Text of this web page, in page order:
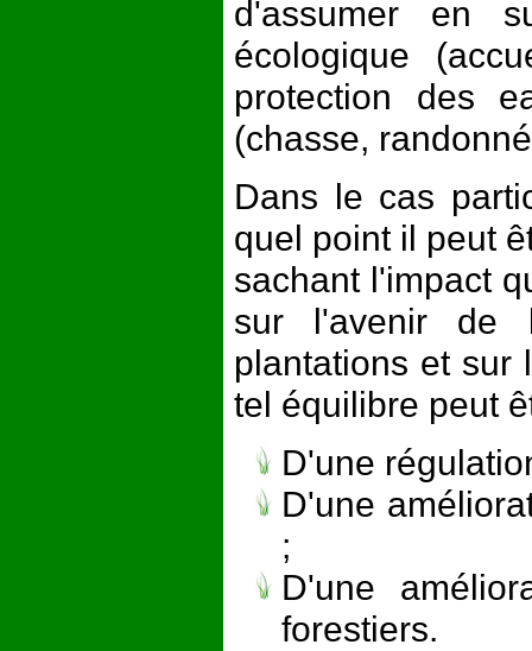
d'assumer en
écologique
protection des
(chasse,
Dans le cas
quel point il peut
sachant l'impact
sur l'avenir de
plantations et sur
tel équilibre peut
D'une
D'une
;
D'une
forestiers.